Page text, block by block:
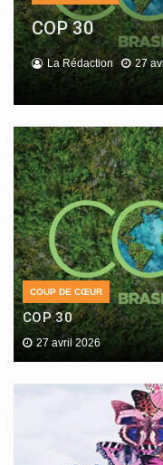
COP 30
La Rédaction 27
Lire en Poche
La Rédaction 27
Cross
La Rédaction 27
COUP DE CŒUR
COP 30
27 avril 2026